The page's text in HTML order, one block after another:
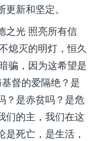
新和坚定。
之光 照亮所有信
熄灭的明灯，恒久
骗，因为这希望是
督的爱隔绝？是
？是赤贫吗？是危
的主，我们在这
死亡，是生活，